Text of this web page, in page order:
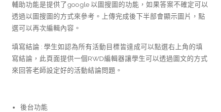
輔助功能是提供了google 以圖搜圖的功能，如果答案不確定可以
透過以圖搜圖的方式來參考。上傳完成後下半部會顯示圖片，點
選可以再次編輯內容。
填寫結論 : 學生如認為所有活動目標皆達成可以點選右上角的填
寫結論，此頁面提供一個RWD編輯器讓學生可以透過圖文的方式
來回答老師設定好的活動結論問題。
後台功能